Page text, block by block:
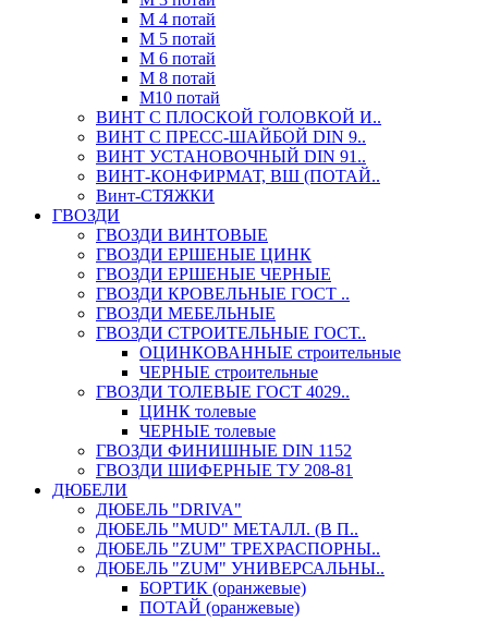
М 4 потай
М 5 потай
М 6 потай
М 8 потай
М10 потай
ВИНТ С ПЛОСКОЙ ГОЛОВКОЙ И..
ВИНТ С ПРЕСС-ШАЙБОЙ DIN 9..
ВИНТ УСТАНОВОЧНЫЙ DIN 91..
ВИНТ-КОНФИРМАТ, ВШ (ПОТАЙ..
Винт-СТЯЖКИ
ГВОЗДИ
ГВОЗДИ ВИНТОВЫЕ
ГВОЗДИ ЕРШЕНЫЕ ЦИНК
ГВОЗДИ ЕРШЕНЫЕ ЧЕРНЫЕ
ГВОЗДИ КРОВЕЛЬНЫЕ ГОСТ ..
ГВОЗДИ МЕБЕЛЬНЫЕ
ГВОЗДИ СТРОИТЕЛЬНЫЕ ГОСТ..
ОЦИНКОВАННЫЕ строительные
ЧЕРНЫЕ строительные
ГВОЗДИ ТОЛЕВЫЕ ГОСТ 4029..
ЦИНК толевые
ЧЕРНЫЕ толевые
ГВОЗДИ ФИНИШНЫЕ DIN 1152
ГВОЗДИ ШИФЕРНЫЕ ТУ 208-81
ДЮБЕЛИ
ДЮБЕЛЬ "DRIVA"
ДЮБЕЛЬ "MUD" МЕТАЛЛ. (В П..
ДЮБЕЛЬ "ZUM" ТРЕХРАСПОРНЫ..
ДЮБЕЛЬ "ZUM" УНИВЕРСАЛЬНЫ..
БОРТИК (оранжевые)
ПОТАЙ (оранжевые)